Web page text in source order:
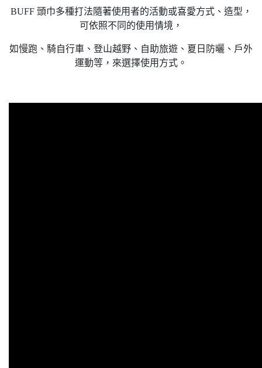
BUFF 頭巾多種打法隨著使用者的活動或喜愛方式、造型，
可依照不同的使用情境，
如慢跑、騎自行車、登山越野、自助旅遊、夏日防曬、戶外
運動等，來選擇使用方式。